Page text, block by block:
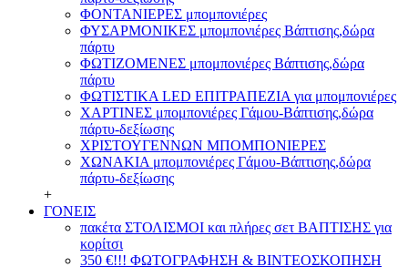
ΦΟΝΤΑΝΙΕΡΕΣ μπομπονιέρες
ΦΥΣΑΡΜΟΝΙΚΕΣ μπομπονιέρες Βάπτισης,δώρα
πάρτυ
ΦΩΤΙΖΟΜΕΝΕΣ μπομπονιέρες Βάπτισης,δώρα
πάρτυ
ΦΩΤΙΣΤΙΚΑ LED ΕΠΙΤΡΑΠΕΖΙΑ για μπομπονιέρες
ΧΑΡΤΙΝΕΣ μπομπονιέρες Γάμου-Βάπτισης,δώρα
πάρτυ-δεξίωσης
ΧΡΙΣΤΟΥΓΕΝΝΩΝ ΜΠΟΜΠΟΝΙΕΡΕΣ
ΧΩΝΑΚΙΑ μπομπονιέρες Γάμου-Βάπτισης,δώρα
πάρτυ-δεξίωσης
+
ΓΟΝΕΙΣ
πακέτα ΣΤΟΛΙΣΜΟΙ και πλήρες σετ ΒΑΠΤΙΣΗΣ για
κορίτσι
350 €!!! ΦΩΤΟΓΡΑΦΗΣΗ & ΒΙΝΤΕΟΣΚΟΠΗΣΗ